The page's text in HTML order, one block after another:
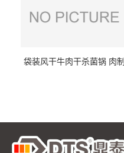
袋装风干牛肉干杀菌锅 肉制